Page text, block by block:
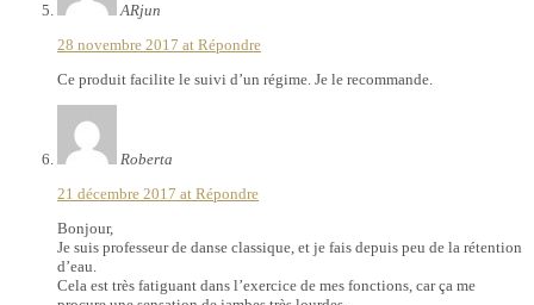
ARjun
28 novembre 2017 at Répondre
Ce produit facilite le suivi d’un régime. Je le recommande.
Roberta
21 décembre 2017 at Répondre
Bonjour,
Je suis professeur de danse classique, et je fais depuis peu de la rétention
d’eau.
Cela est très fatiguant dans l’exercice de mes fonctions, car ça me